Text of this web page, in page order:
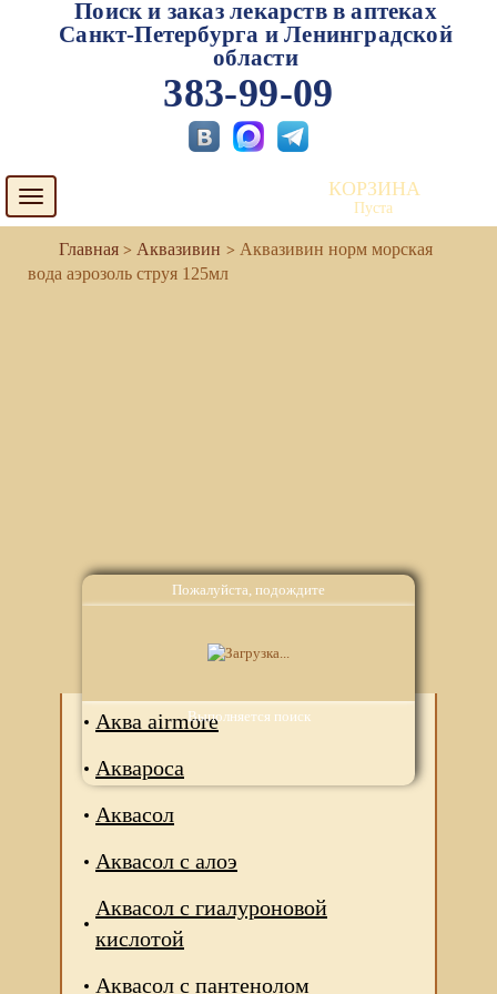
Пожалуйста, подождите
Выполняется поиск
Поиск и заказ лекарств в аптеках
Санкт-Петербурга и Ленинградской
области
383-99-09
Toggle
navigation
КОРЗИНА
Пуста
Аквазивин
Аквазивин норм морская
вода аэрозоль струя 125мл
Аналоги
Аква airmore
Аквароса
Аквасол
Аквасол с алоэ
Аквасол с гиалуроновой
кислотой
Аквасол с пантенолом